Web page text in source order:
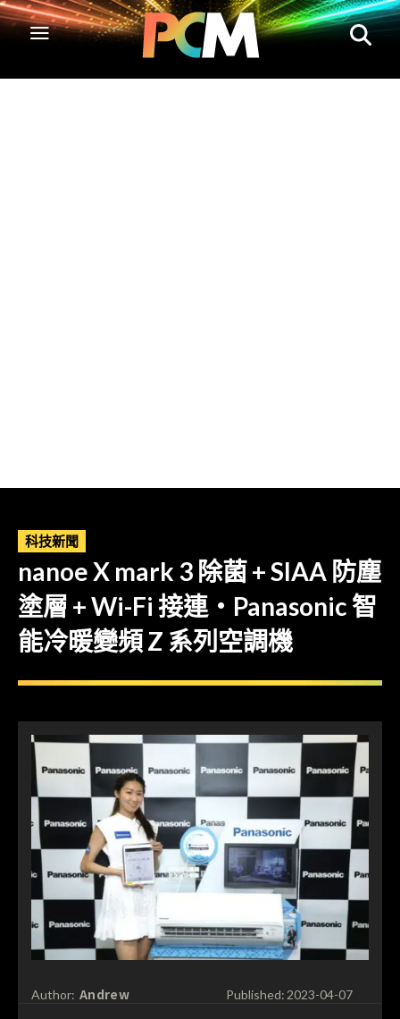
科技新聞
nanoe X mark 3 除菌 + SIAA 防塵
塗層 + Wi-Fi 接連・Panasonic 智
能冷暖變頻 Z 系列空調機
Author: Andrew Published:2023-04-07